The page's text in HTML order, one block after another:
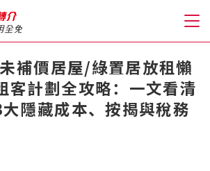
補價居屋/綠置居放租懶
客計劃全攻略：一文看清
隱藏成本、按揭與稅務